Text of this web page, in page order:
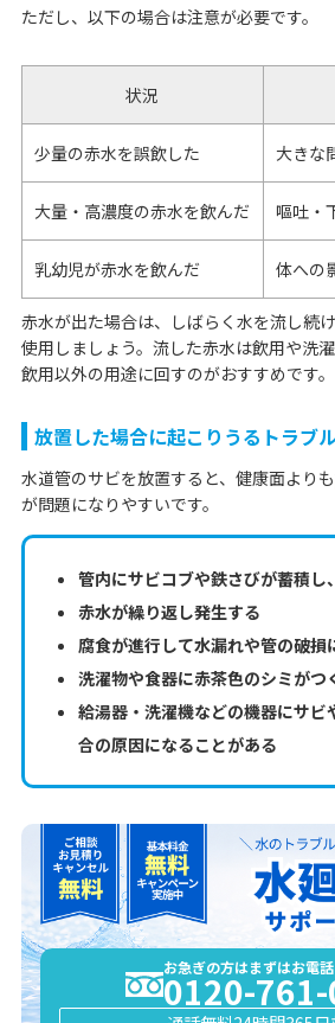
ただし、以下の場合は注意が必要です。
状況
少量の赤水を誤飲した 大きな
大量・高濃度の赤水を飲んだ 嘔吐・
乳幼児が赤水を飲んだ 体への
赤水が出た場合は、しばらく水を流し続
使用しましょう。流した赤水は飲用や洗
飲用以外の用途に回すのがおすすめです。
放置した場合に起こりうるトラブ
水道管のサビを放置すると、健康面よりも
が問題になりやすいです。
管内にサビコブや鉄さびが蓄積し
赤水が繰り返し発生する
腐食が進行して水漏れや管の破損
洗濯物や食器に赤茶色のシミがつ
給湯器・洗濯機などの機器にサビ
合の原因になることがある
お急ぎの方はまずはお電話
0120-